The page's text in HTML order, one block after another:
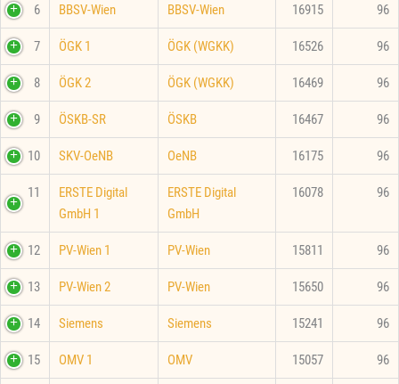
6 BBSV-Wien BBSV-Wien 16915 96
7 ÖGK 1 ÖGK (WGKK) 16526 96
8 ÖGK 2 ÖGK (WGKK) 16469 96
9 ÖSKB-SR ÖSKB 16467 96
10 SKV-OeNB OeNB 16175 96
11
ERSTE Digital
GmbH 1
ERSTE Digital
GmbH
16078 96
12 PV-Wien 1 PV-Wien 15811 96
13 PV-Wien 2 PV-Wien 15650 96
14 Siemens Siemens 15241 96
15 OMV 1 OMV 15057 96